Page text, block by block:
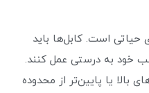
حیاتی است. کابل‌ها باید
خود به درستی عمل کنند.
بالا یا پایین‌تر از محدوده